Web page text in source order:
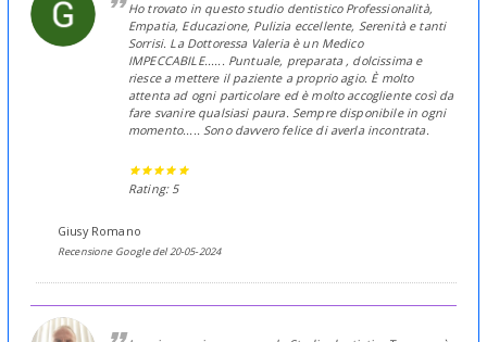
Ho trovato in questo studio dentistico Professionalità,
Empatia, Educazione, Pulizia eccellente, Serenità e tanti
Sorrisi. La Dottoressa Valeria è un Medico
IMPECCABILE...... Puntuale, preparata , dolcissima e
riesce a mettere il paziente a proprio agio. È molto
attenta ad ogni particolare ed è molto accogliente così da
fare svanire qualsiasi paura. Sempre disponibile in ogni
momento..... Sono davvero felice di averla incontrata.
Rating: 5
Giusy Romano
Recensione Google del 20-05-2024